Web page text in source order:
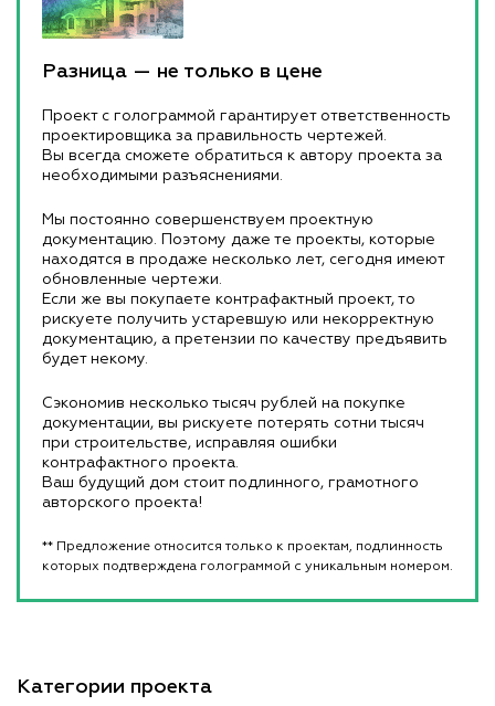
Разница — не только в цене
Проект с голограммой гарантирует ответственность
проектировщика за правильность чертежей.
Вы всегда сможете обратиться к автору проекта за
необходимыми разъяснениями.
Мы постоянно совершенствуем проектную
документацию. Поэтому даже те проекты, которые
находятся в продаже несколько лет, сегодня имеют
обновленные чертежи.
Если же вы покупаете контрафактный проект, то
рискуете получить устаревшую или некорректную
документацию, а претензии по качеству предъявить
будет некому.
Сэкономив несколько тысяч рублей на покупке
документации, вы рискуете потерять сотни тысяч
при строительстве, исправляя ошибки
контрафактного проекта.
Ваш будущий дом стоит подлинного, грамотного
авторского проекта!
** Предложение относится только к проектам, подлинность
которых подтверждена голограммой с уникальным номером.
Категории проекта